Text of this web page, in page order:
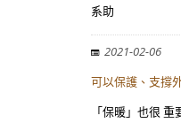
系助
2021-02-06
可以保護、支撐
「保暖」也很